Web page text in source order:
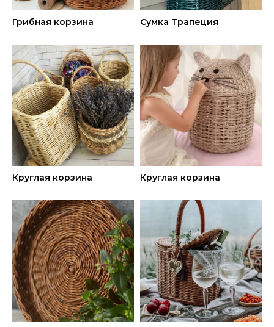
Грибная корзина Сумка Трапеция
Круглая корзина Круглая корзина
Основатель школы плетения из бумажной
лозы, которая за 4 года выпустила уже более
9.000 учеников
Профессиональный педагог с красным
дипломом Московского государственного
пед. университета им М.А. Шолохова
Действующий мастер по плетению
из бумажной лозы с опытом более 8 лет
Имеет опыт в плетении мебели
из искусственного и натурального ротанга
Автор книг: «Корзины из бумажной лозы.
Экоидеи для дома», «Плетем из бумажной
лозы. Экоидеи для кухни»
ОТЗЫВЫ МОИХ
УЧЕНИЦ: